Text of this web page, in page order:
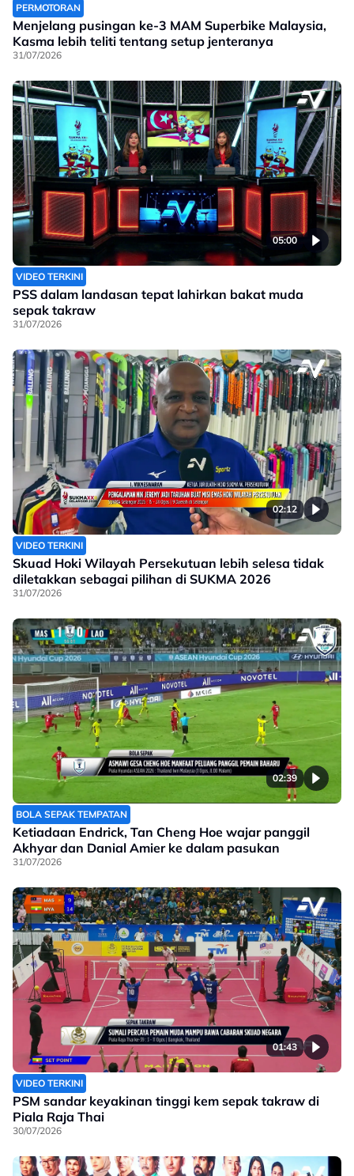
PERMOTORAN
Menjelang pusingan ke-3 MAM Superbike Malaysia,
Kasma lebih teliti tentang setup jenteranya
31/07/2026
05:00
VIDEO TERKINI
PSS dalam landasan tepat lahirkan bakat muda
sepak takraw
31/07/2026
02:12
VIDEO TERKINI
Skuad Hoki Wilayah Persekutuan lebih selesa tidak
diletakkan sebagai pilihan di SUKMA 2026
31/07/2026
02:39
BOLA SEPAK TEMPATAN
Ketiadaan Endrick, Tan Cheng Hoe wajar panggil
Akhyar dan Danial Amier ke dalam pasukan
31/07/2026
01:43
VIDEO TERKINI
PSM sandar keyakinan tinggi kem sepak takraw di
Piala Raja Thai
30/07/2026